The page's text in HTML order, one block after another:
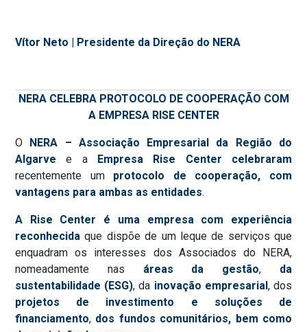
Vítor Neto | Presidente da Direção do NERA
NERA CELEBRA PROTOCOLO DE COOPERAÇÃO COM
A EMPRESA RISE CENTER
O NERA – Associação Empresarial da Região do
Algarve e a Empresa Rise Center
celebraram
recentemente um protocolo de cooperação, com
vantagens para ambas as entidades.
A Rise Center é uma empresa com experiência
reconhecida que dispõe de um leque de serviços que
enquadram os interesses dos Associados do NERA,
nomeadamente nas áreas da gestão, da
sustentabilidade (ESG), da inovação empresarial, dos
projetos de investimento
e soluções de
financiamento, dos fundos comunitários, bem como